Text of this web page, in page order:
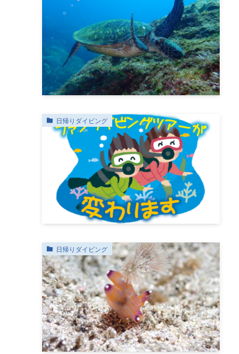
日帰りダイビング
日帰りダイビング